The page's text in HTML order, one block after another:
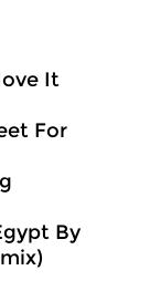
It
For
By